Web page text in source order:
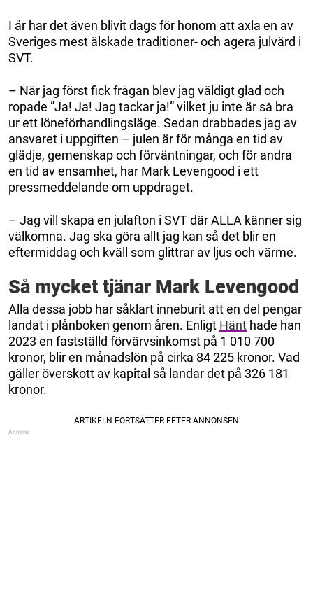
I år har det även blivit dags för honom att axla en av
Sveriges mest älskade traditioner- och agera julvärd i
SVT.
– När jag först fick frågan blev jag väldigt glad och
ropade ”Ja! Ja! Jag tackar ja!” vilket ju inte är så bra
ur ett löneförhandlingsläge. Sedan drabbades jag av
ansvaret i uppgiften – julen är för många en tid av
glädje, gemenskap och förväntningar, och för andra
en tid av ensamhet, har Mark Levengood i ett
pressmeddelande om uppdraget.
– Jag vill skapa en julafton i SVT där ALLA känner sig
välkomna. Jag ska göra allt jag kan så det blir en
eftermiddag och kväll som glittrar av ljus och värme.
Så mycket tjänar Mark Levengood
Alla dessa jobb har såklart inneburit att en del pengar
landat i plånboken genom åren. Enligt Hänt hade han
2023 en fastställd förvärvsinkomst på 1 010 700
kronor, blir en månadslön på cirka 84 225 kronor. Vad
gäller överskott av kapital så landar det på 326 181
kronor.